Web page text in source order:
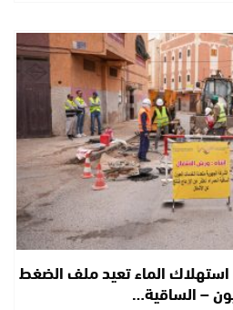
الماء تعيد ملف الضغط
– الساقية…